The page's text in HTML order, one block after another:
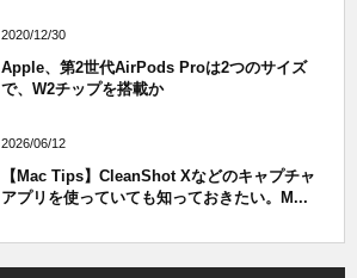
2020/12/30
Apple、第2世代AirPods Proは2つのサイズ
で、W2チップを搭載か
2026/06/12
【Mac Tips】CleanShot Xなどのキャプチャ
アプリを使っていても知っておきたい。M...